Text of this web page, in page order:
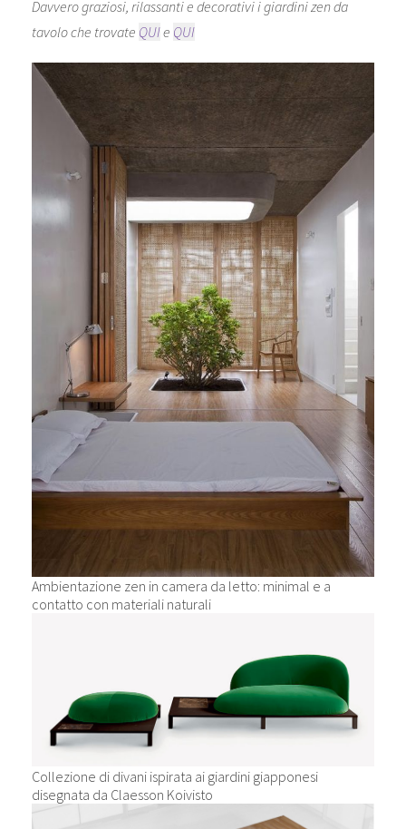
Davvero graziosi, rilassanti e decorativi i giardini zen da
tavolo che trovate QUIe QUI
Ambientazione zen in camera da letto: minimal e a
contatto con materiali naturali
Collezione di divani ispirata ai giardini giapponesi
disegnata da Claesson Koivisto